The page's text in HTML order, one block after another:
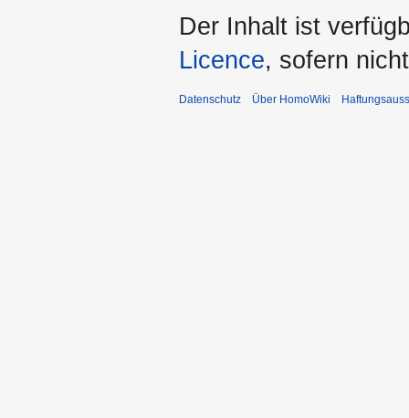
Der Inhalt ist
Licence, sofern
Datenschutz Über HomoWiki